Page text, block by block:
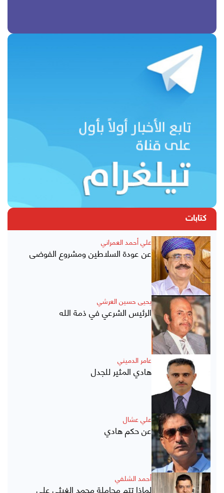
كتابات
علي أحمد العمراني
عن عودة السلاطين ومشروع الفوضى
يحيى حسين العرشي
الرئيس الشرعي في ذمة الله
عامر الدميني
هادي المثير للجدل
علي عشال
عن حكم هادي
أحمد الشلفي
لماذا تتم مجاملة محمد الغيثي على